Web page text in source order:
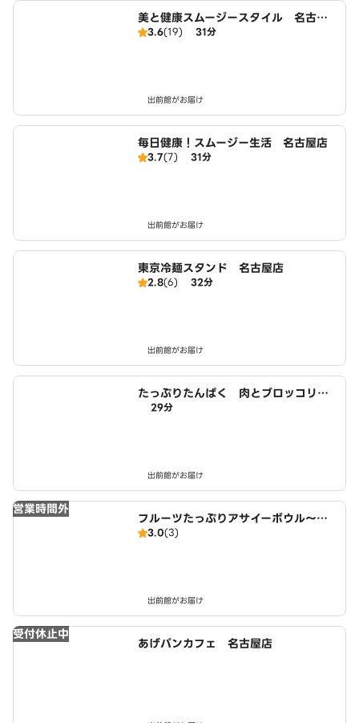
美と健康スムージースタイル 名古屋
店3.6(19) 31分
出前館がお届け
毎日健康！スムージー生活 名古屋店
3.7(7) 31分
出前館がお届け
東京冷麺スタンド 名古屋店
2.8(6) 32分
出前館がお届け
たっぷりたんぱく 肉とブロッコリー
生活 名古屋店
29分
出前館がお届け
営業時間外
フルーツたっぷりアサイーボウル～ワ
イキキ・ボウルズ 大治店
3.0(3)
出前館がお届け
受付休止中
あげパンカフェ 名古屋店